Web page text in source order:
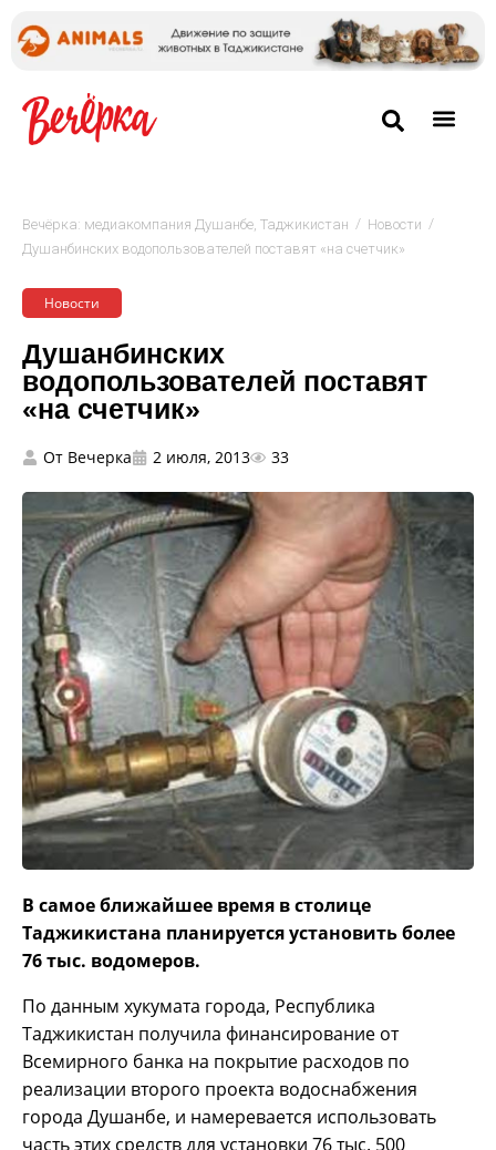
Вечёрка: медиакомпания Душанбе, Таджикистан / Новости /
Душанбинских водопользователей поставят «на счетчик»
Новости
Душанбинских
водопользователей поставят
«на счетчик»
От Вечерка 2 июля, 2013 33
В самое ближайшее время в столице
Таджикистана планируется установить более
76 тыс. водомеров.
По данным хукумата города, Республика
Таджикистан получила финансирование от
Всемирного банка на покрытие расходов по
реализации второго проекта водоснабжения
города Душанбе, и намеревается использовать
часть этих средств для установки 76 тыс. 500